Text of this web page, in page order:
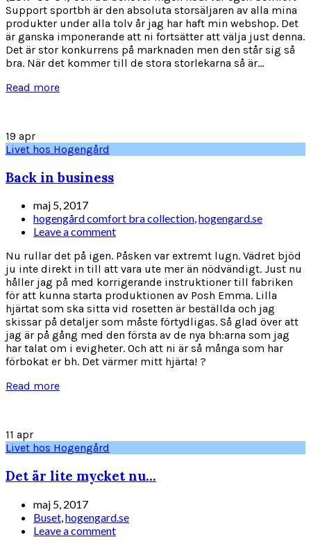
Support sportbh är den absoluta storsäljaren av alla mina
produkter under alla tolv år jag har haft min webshop. Det
är ganska imponerande att ni fortsätter att välja just denna.
Det är stor konkurrens på marknaden men den står sig så
bra. När det kommer till de stora storlekarna så är...
Read more
19 apr
Livet hos Hogengård
Back in business
maj 5, 2017
hogengård comfort bra collection,hogengard.se
Leave a comment
Nu rullar det på igen. Påsken var extremt lugn. Vädret bjöd
ju inte direkt in till att vara ute mer än nödvändigt. Just nu
håller jag på med korrigerande instruktioner till fabriken
för att kunna starta produktionen av Posh Emma. Lilla
hjärtat som ska sitta vid rosetten är beställda och jag
skissar på detaljer som måste förtydligas. Så glad över att
jag är på gång med den första av de nya bh:arna som jag
har talat om i evigheter. Och att ni är så många som har
förbokat er bh. Det värmer mitt hjärta! ?
Read more
11 apr
Livet hos Hogengård
Det är lite mycket nu…
maj 5, 2017
Buset,hogengard.se
Leave a comment